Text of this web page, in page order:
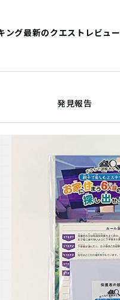
ング最新のクエストレビュー
発見報告